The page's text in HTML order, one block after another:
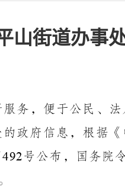
山街道办事
务，便于公民、
的政府信息，根据
492号公布，国务院